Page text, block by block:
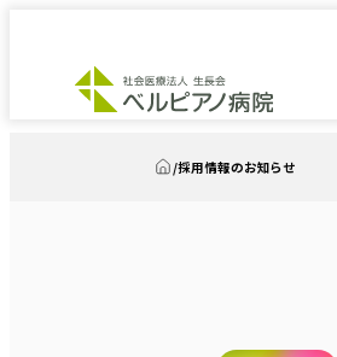
トップ
採用情報のお知らせ